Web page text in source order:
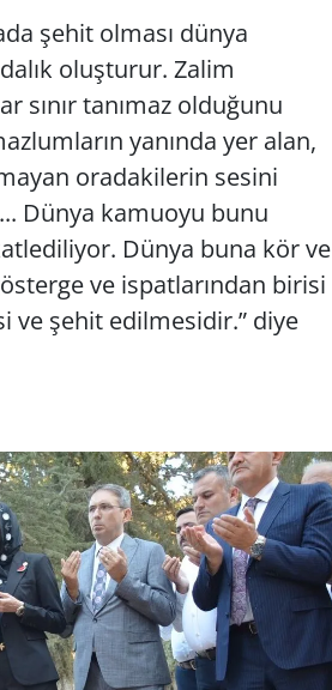
şehit olması dünya
oluşturur. Zalim
sınır tanımaz olduğunu
yanında yer alan,
oradakilerin sesini
Dünya kamuoyu bunu
Dünya buna kör ve
ve ispatlarından birisi
ve şehit edilmesidir.” diye